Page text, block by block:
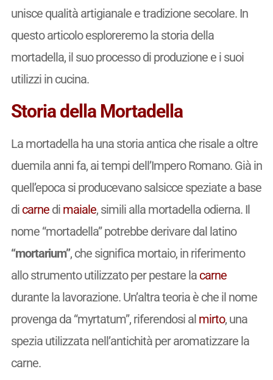
unisce qualità artigianale e tradizione secolare. In
questo articolo esploreremo la storia della
mortadella, il suo processo di produzione e i suoi
utilizzi in cucina.
Storia della Mortadella
La mortadella ha una storia antica che risale a oltre
duemila anni fa, ai tempi dell’Impero Romano. Già in
quell’epoca si producevano salsicce speziate a base
di carnedi maiale, simili alla mortadella odierna. Il
nome “mortadella” potrebbe derivare dal latino
“mortarium”, che significa mortaio, in riferimento
allo strumento utilizzato per pestare la carne
durante la lavorazione. Un’altra teoria è che il nome
provenga da “myrtatum”, riferendosi al mirto, una
spezia utilizzata nell’antichità per aromatizzare la
carne.